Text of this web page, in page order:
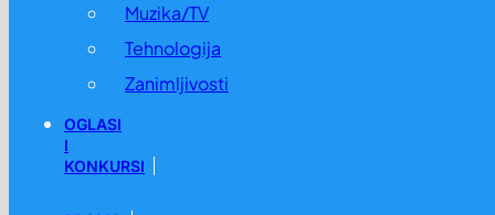
Muzika/TV
Tehnologija
Zanimljivosti
OGLASI
I
KONKURSI